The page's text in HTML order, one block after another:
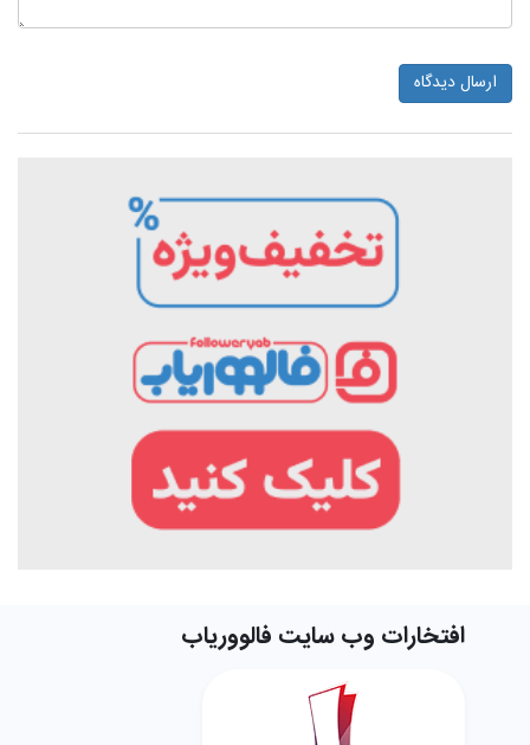
ارسال دیدگاه
افتخارات وب سایت فالووریاب